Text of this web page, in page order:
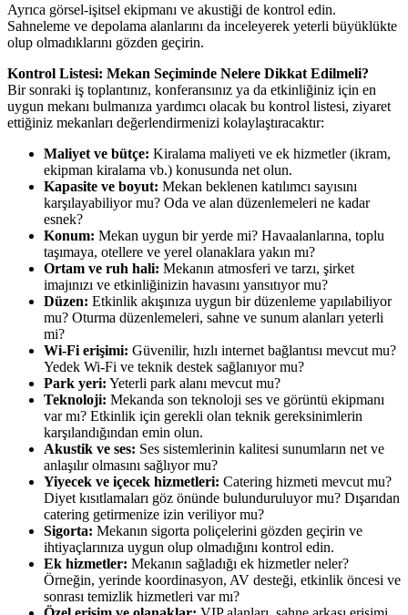
Ayrıca görsel-işitsel ekipmanı ve akustiği de kontrol edin.
Sahneleme ve depolama alanlarını da inceleyerek yeterli büyüklükte
olup olmadıklarını gözden geçirin.
Kontrol Listesi: Mekan Seçiminde Nelere Dikkat Edilmeli?
Bir sonraki iş toplantınız, konferansınız ya da etkinliğiniz için en
uygun mekanı bulmanıza yardımcı olacak bu kontrol listesi, ziyaret
ettiğiniz mekanları değerlendirmenizi kolaylaştıracaktır:
Maliyet ve bütçe: Kiralama maliyeti ve ek hizmetler (ikram,
ekipman kiralama vb.) konusunda net olun.
Kapasite ve boyut: Mekan beklenen katılımcı sayısını
karşılayabiliyor mu? Oda ve alan düzenlemeleri ne kadar
esnek?
Konum: Mekan uygun bir yerde mi? Havaalanlarına, toplu
taşımaya, otellere ve yerel olanaklara yakın mı?
Ortam ve ruh hali: Mekanın atmosferi ve tarzı, şirket
imajınızı ve etkinliğinizin havasını yansıtıyor mu?
Düzen: Etkinlik akışınıza uygun bir düzenleme yapılabiliyor
mu? Oturma düzenlemeleri, sahne ve sunum alanları yeterli
mi?
Wi-Fi erişimi: Güvenilir, hızlı internet bağlantısı mevcut mu?
Yedek Wi-Fi ve teknik destek sağlanıyor mu?
Park yeri: Yeterli park alanı mevcut mu?
Teknoloji: Mekanda son teknoloji ses ve görüntü ekipmanı
var mı? Etkinlik için gerekli olan teknik gereksinimlerin
karşılandığından emin olun.
Akustik ve ses: Ses sistemlerinin kalitesi sunumların net ve
anlaşılır olmasını sağlıyor mu?
Yiyecek ve içecek hizmetleri: Catering hizmeti mevcut mu?
Diyet kısıtlamaları göz önünde bulunduruluyor mu? Dışarıdan
catering getirmenize izin veriliyor mu?
Sigorta: Mekanın sigorta poliçelerini gözden geçirin ve
ihtiyaçlarınıza uygun olup olmadığını kontrol edin.
Ek hizmetler: Mekanın sağladığı ek hizmetler neler?
Örneğin, yerinde koordinasyon, AV desteği, etkinlik öncesi ve
sonrası temizlik hizmetleri var mı?